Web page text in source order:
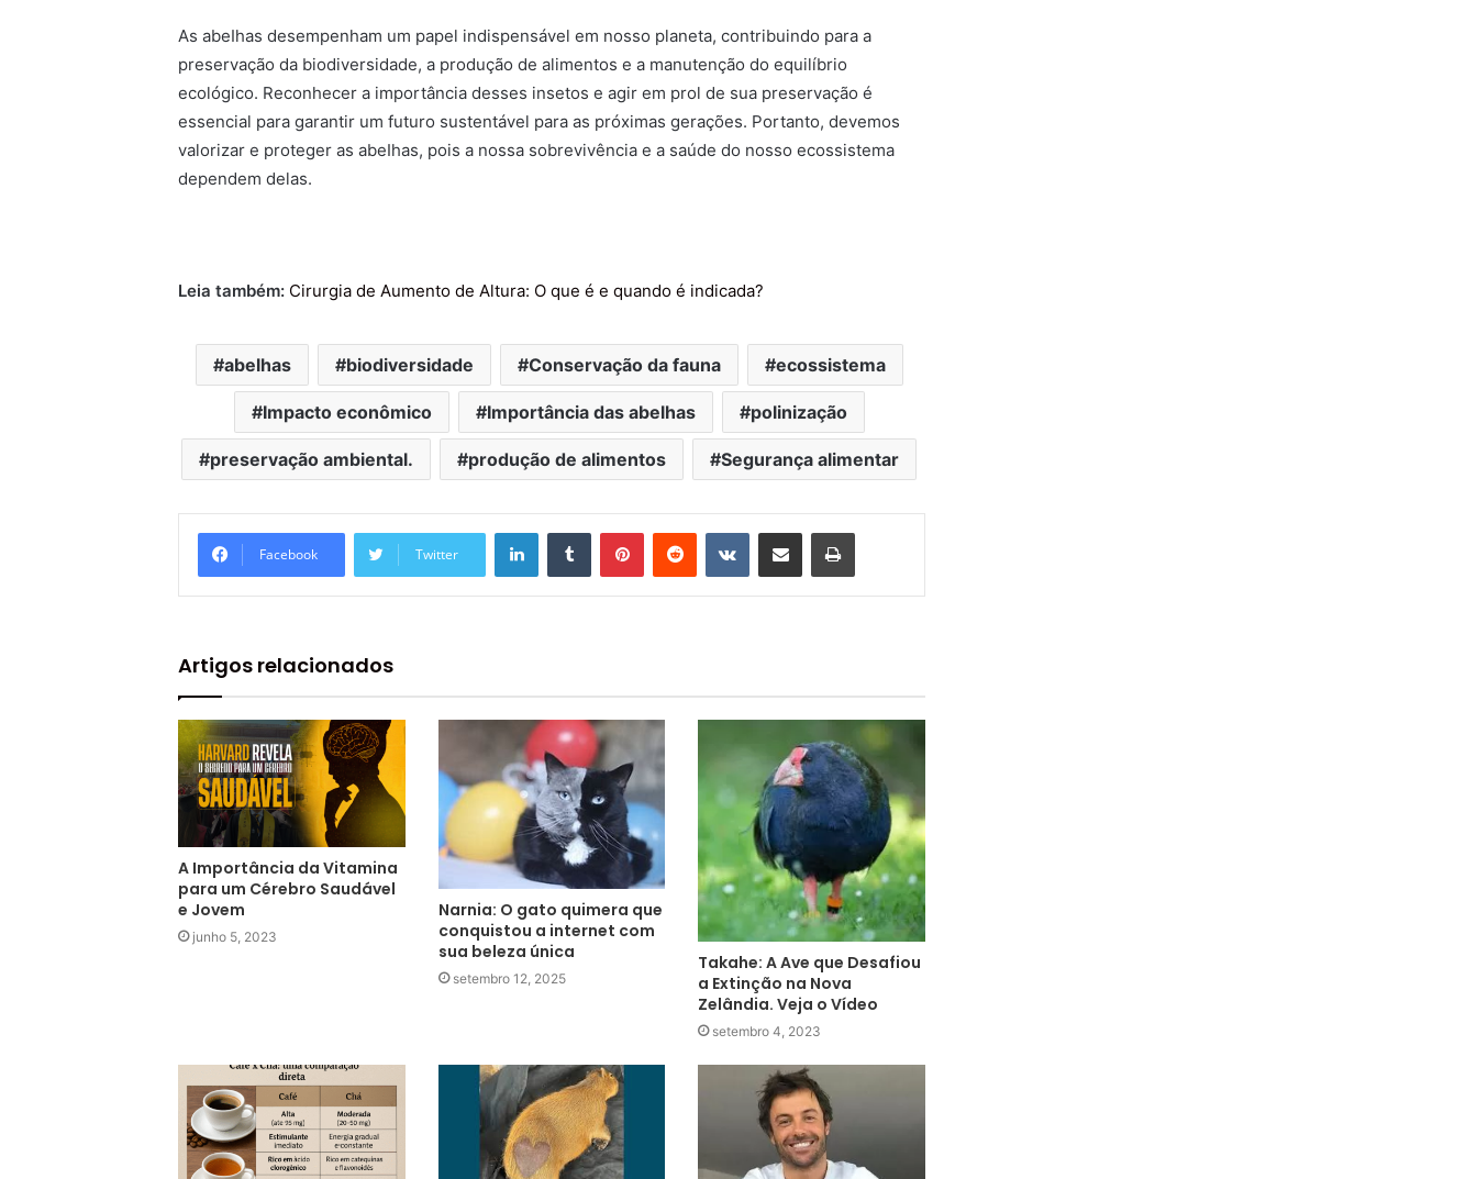
As abeIhas desempenham um papel indispensável em nosso planeta, contribuindo para a
preservação da biodiversidade, a produção de alimentos e a manutenção do equilíbrio
ecológico. Reconhecer a importância desses insetos e agir em prol de sua preservação é
essencial para garantir um futuro sustentável para as próximas gerações. Portanto, devemos
valorizar e proteger as abeIhas, pois a nossa sobrevivência e a saúde do nosso ecossistema
dependem delas.
Leia também: Cirurgia de Aumento de Altura: O que é e quando é indicada?
abelhas biodiversidade Conservação da fauna ecossistema
Impacto econômico Importância das abelhas polinização
preservação ambiental. produção de alimentos Segurança alimentar
Facebook Twitter
Artigos relacionados
A Importância da Vitamina
para um Cérebro Saudável
e Jovem
junho 5, 2023
Narnia: O gato quimera que
conquistou a internet com
sua beleza única
setembro 12, 2025
Takahe: A Ave que Desafiou
a Extinção na Nova
Zelândia. Veja o Vídeo
setembro 4, 2023